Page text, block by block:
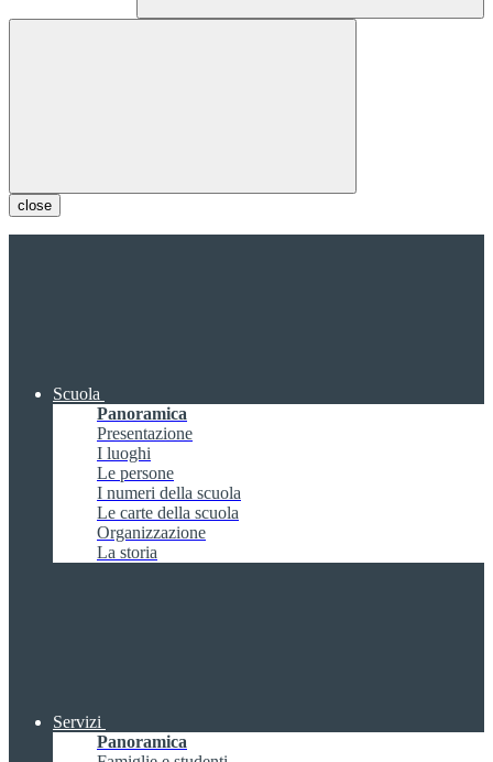
close
Scuola
Panoramica
Presentazione
I luoghi
Le persone
I numeri della scuola
Le carte della scuola
Organizzazione
La storia
Servizi
Panoramica